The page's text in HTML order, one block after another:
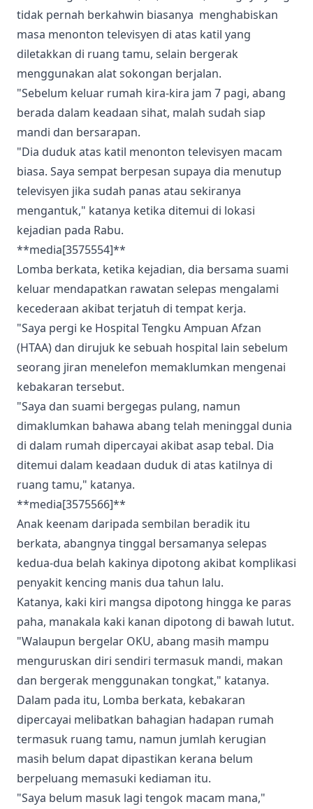
tidak pernah berkahwin biasanya menghabiskan
masa menonton televisyen di atas katil yang
diletakkan di ruang tamu, selain bergerak
menggunakan alat sokongan berjalan.
"Sebelum keluar rumah kira-kira jam 7 pagi, abang
berada dalam keadaan sihat, malah sudah siap
mandi dan bersarapan.
"Dia duduk atas katil menonton televisyen macam
biasa. Saya sempat berpesan supaya dia menutup
televisyen jika sudah panas atau sekiranya
mengantuk," katanya ketika ditemui di lokasi
kejadian pada Rabu.
**media[3575554]**
Lomba berkata, ketika kejadian, dia bersama suami
keluar mendapatkan rawatan selepas mengalami
kecederaan akibat terjatuh di tempat kerja.
"Saya pergi ke Hospital Tengku Ampuan Afzan
(HTAA) dan dirujuk ke sebuah hospital lain sebelum
seorang jiran menelefon memaklumkan mengenai
kebakaran tersebut.
"Saya dan suami bergegas pulang, namun
dimaklumkan bahawa abang telah meninggal dunia
di dalam rumah dipercayai akibat asap tebal. Dia
ditemui dalam keadaan duduk di atas katilnya di
ruang tamu," katanya.
**media[3575566]**
Anak keenam daripada sembilan beradik itu
berkata, abangnya tinggal bersamanya selepas
kedua-dua belah kakinya dipotong akibat komplikasi
penyakit kencing manis dua tahun lalu.
Katanya, kaki kiri mangsa dipotong hingga ke paras
paha, manakala kaki kanan dipotong di bawah lutut.
"Walaupun bergelar OKU, abang masih mampu
menguruskan diri sendiri termasuk mandi, makan
dan bergerak menggunakan tongkat," katanya.
Dalam pada itu, Lomba berkata, kebakaran
dipercayai melibatkan bahagian hadapan rumah
termasuk ruang tamu, namun jumlah kerugian
masih belum dapat dipastikan kerana belum
berpeluang memasuki kediaman itu.
"Saya belum masuk lagi tengok macam mana,"